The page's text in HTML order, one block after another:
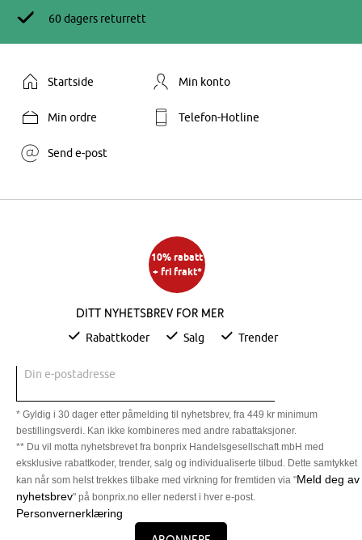
60 dagers returrett
Startside Min konto
Min ordre Telefon-Hotline
Send e-post
10% rabatt
+ fri frakt*
Ditt nyhetsbrev for mer
Rabattkoder Salg Trender
Din e-postadresse
* Gyldig i 30 dager etter påmelding til nyhetsbrev, fra 449 kr minimum
bestillingsverdi. Kan ikke kombineres med andre rabattaksjoner.
** Du vil motta nyhetsbrevet fra bonprix Handelsgesellschaft mbH med
eksklusive rabattkoder, trender, salg og individualiserte tilbud. Dette samtykket
kan når som helst trekkes tilbake med virkning for fremtiden via "Meld deg av
nyhetsbrev" på bonprix.no eller nederst i hver e-post.
Personvernerklæring